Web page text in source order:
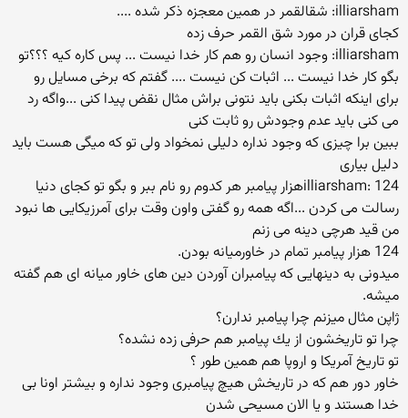
illiarsham: شقالقمر در همین معجزه ذكر شده ....
كجای قران در مورد شق القمر حرف زده
illiarsham: وجود انسان رو هم كار خدا نیست ... پس كاره كیه ؟؟؟تو
بگو كار خدا نیست ... اثبات كن نیست .... گفتم كه برخی مسایل رو
برای اینكه اثبات بكنی باید نتونی براش مثال نقض پیدا كنی ...واگه رد
می كنی باید عدم وجودش رو ثابت كنی
ببین برا چیزی كه وجود نداره دلیلی نمخواد ولی تو كه میگی هست باید
دلیل بیاری
illiarsham: 124هزار پیامبر هر كدوم رو نام ببر و بگو تو كجای دنیا
رسالت می كردن ...اگه همه رو گفتی واون وقت برای آمرزیكایی ها نبود
من قید هرچی دینه می زنم
124 هزار پیامبر تمام در خاورمیانه بودن.
میدونی به دینهایی كه پیامبران آوردن دین های خاور میانه ای هم گفته
میشه.
ژاپن مثال میزنم چرا پیامبر ندارن؟
چرا تو تاریخشون از یك پیامبر هم حرفی زده نشده؟
تو تاریخ آمریكا و اروپا هم همین طور ؟
خاور دور هم كه در تاریخش هیچ پیامبری وجود نداره و بیشتر اونا بی
خدا هستند و یا الان مسیحی شدن